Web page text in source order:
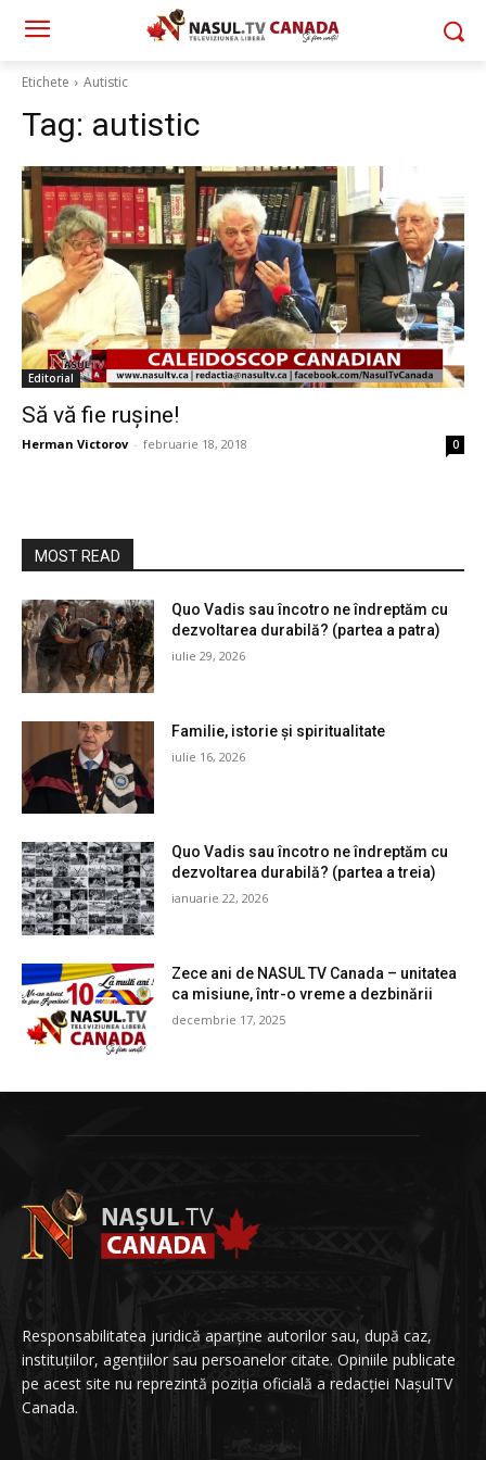
Etichete Autistic
Tag: autistic
Editorial
Să vă fie rușine!
Herman Victorov - februarie 18, 2018 0
MOST READ
Quo Vadis sau încotro ne îndreptăm cu
dezvoltarea durabilă? (partea a patra)
iulie 29, 2026
Familie, istorie și spiritualitate
iulie 16, 2026
Quo Vadis sau încotro ne îndreptăm cu
dezvoltarea durabilă? (partea a treia)
ianuarie 22, 2026
Zece ani de NASUL TV Canada – unitatea
ca misiune, într-o vreme a dezbinării
decembrie 17, 2025
Responsabilitatea juridică aparține autorilor sau, după caz,
instituțiilor, agențiilor sau persoanelor citate. Opiniile publicate
pe acest site nu reprezintă poziția oficială a redacției NașulTV
Canada.